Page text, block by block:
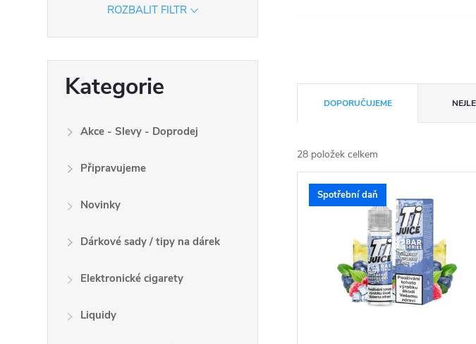
ROZBALIT FILTR
kategorie
Kategorie
Akce - Slevy - Doprodej
Připravujeme
Novinky
Dárkové sady / tipy na dárek
Elektronické cigarety
Liquidy
e
n
DOPORUČUJEME
28 položek celkem
Spotřební daň